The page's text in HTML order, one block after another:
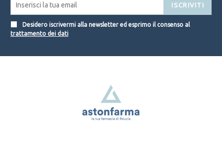
ISCRIVITI
Desidero iscrivermi alla newsletter ed esprimo il consenso al
trattamento dei dati